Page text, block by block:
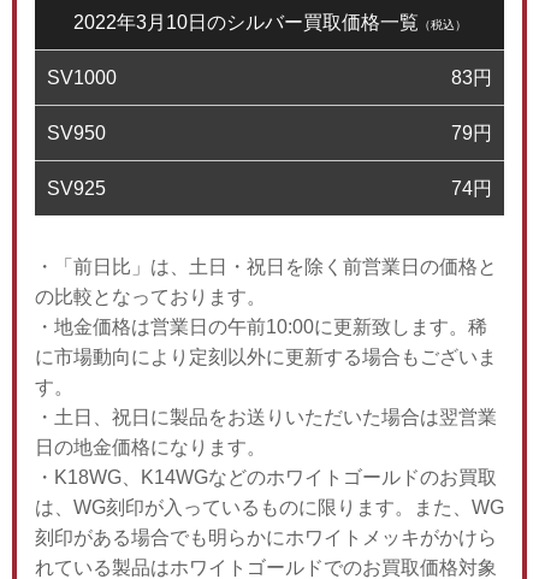
2022年3月10日のシルバー買取価格一覧 （税込）
SV1000 83円
SV950 79円
SV925 74円
・「前日比」は、土日・祝日を除く前営業日の価格と
の比較となっております。
・地金価格は営業日の午前10:00に更新致します。稀
に市場動向により定刻以外に更新する場合もございま
す。
・土日、祝日に製品をお送りいただいた場合は翌営業
日の地金価格になります。
・K18WG、K14WGなどのホワイトゴールドのお買取
は、WG刻印が入っているものに限ります。また、WG
刻印がある場合でも明らかにホワイトメッキがかけら
れている製品はホワイトゴールドでのお買取価格対象